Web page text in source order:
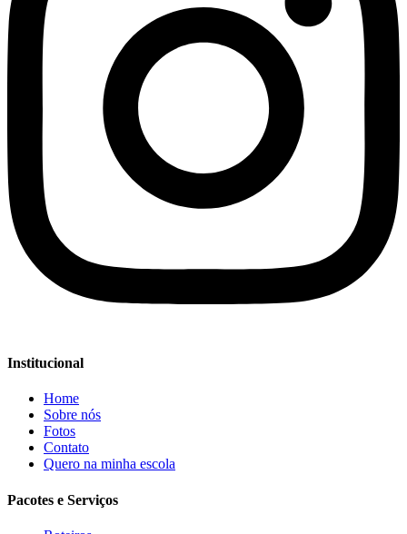
Institucional
Home
Sobre nós
Fotos
Contato
Quero na minha escola
Pacotes e Serviços